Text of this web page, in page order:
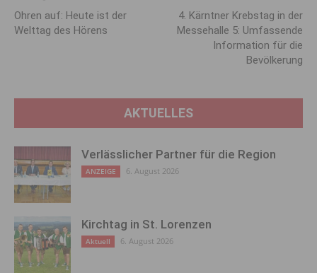
Ohren auf: Heute ist der
Welttag des Hörens
4. Kärntner Krebstag in der
Messehalle 5: Umfassende
Information für die
Bevölkerung
AKTUELLES
Verlässlicher Partner für die Region
ANZEIGE 6. August 2026
Kirchtag in St. Lorenzen
Aktuell 6. August 2026